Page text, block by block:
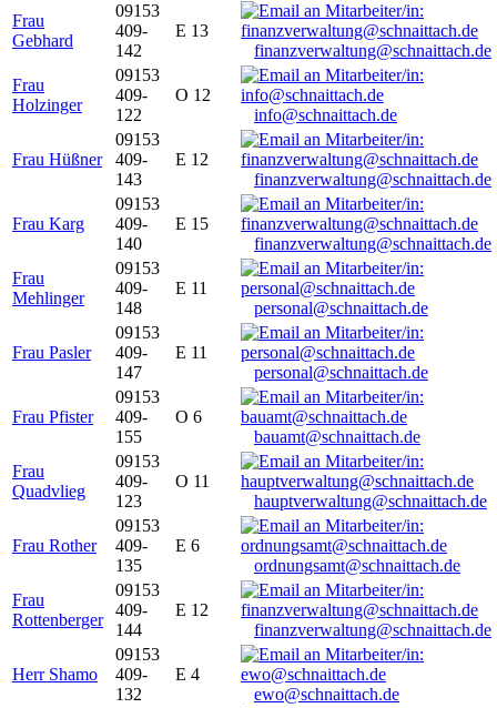
Frau
Gebhard
09153
409-
142
E 13
finanzverwaltung@schnaittach.de
Frau
Holzinger
09153
409-
122
O 12
info@schnaittach.de
Frau Hüßner
09153
409-
143
E 12
finanzverwaltung@schnaittach.de
Frau Karg
09153
409-
140
E 15
finanzverwaltung@schnaittach.de
Frau
Mehlinger
09153
409-
148
E 11
personal@schnaittach.de
Frau Pasler
09153
409-
147
E 11
personal@schnaittach.de
Frau Pfister
09153
409-
155
O 6
bauamt@schnaittach.de
Frau
Quadvlieg
09153
409-
123
O 11
hauptverwaltung@schnaittach.de
Frau Rother
09153
409-
135
E 6
ordnungsamt@schnaittach.de
Frau
Rottenberger
09153
409-
144
E 12
finanzverwaltung@schnaittach.de
Herr Shamo
09153
409-
132
E 4
ewo@schnaittach.de